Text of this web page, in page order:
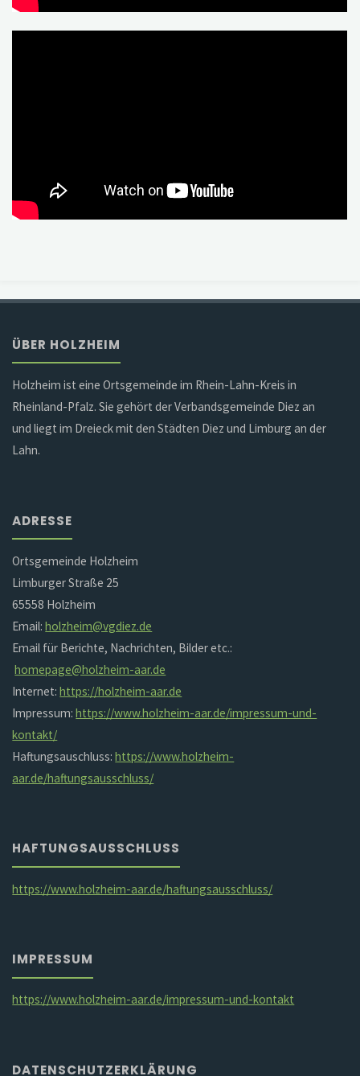
ÜBER HOLZHEIM
Holzheim ist eine Ortsgemeinde im Rhein-Lahn-Kreis in
Rheinland-Pfalz. Sie gehört der Verbandsgemeinde Diez an
und liegt im Dreieck mit den Städten Diez und Limburg an der
Lahn.
ADRESSE
Ortsgemeinde Holzheim
Limburger Straße 25
65558 Holzheim
Email:holzheim@vgdiez.de
Email für Berichte, Nachrichten, Bilder etc.:
homepage@holzheim-aar.de
Internet:https://holzheim-aar.de
Impressum:https://www.holzheim-aar.de/impressum-und-
kontakt/
Haftungsauschluss:https://www.holzheim-
aar.de/haftungsausschluss/
HAFTUNGSAUSSCHLUSS
https://www.holzheim-aar.de/haftungsausschluss/
IMPRESSUM
https://www.holzheim-aar.de/impressum-und-kontakt
DATENSCHUTZERKLÄRUNG